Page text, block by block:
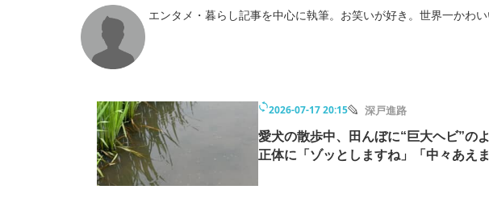
ITエンジニア向け専門サイト
モノづくり技術者専門サイト エレクトロニクス専門サイト
ちょっと気になるネットの話題
エンタメ・暮らし記事を中心に執筆。お笑いが好き。世界一かわ
2026-07-17 20:15 深戸進路
愛犬の散歩中、田んぼに“巨大ヘビ”
正体に「ゾッとしますね」「中々あえま